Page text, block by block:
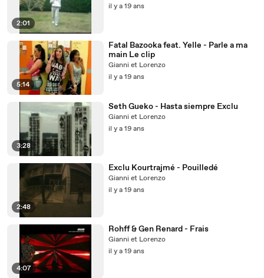
2:01
il y a 19 ans
5:14
Fatal Bazooka feat. Yelle - Parle a ma
main Le clip
Gianni et Lorenzo
il y a 19 ans
3:28
Seth Gueko - Hasta siempre Exclu
Gianni et Lorenzo
il y a 19 ans
2:48
Exclu Kourtrajmé - Pouilledé
Gianni et Lorenzo
il y a 19 ans
4:07
Rohff & Gen Renard - Frais
Gianni et Lorenzo
il y a 19 ans